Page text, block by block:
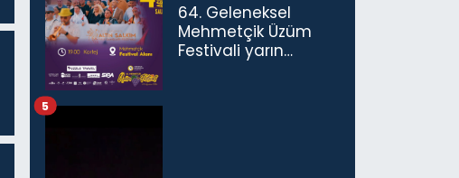
64. Geleneksel
Mehmetçik Üzüm
Festivali yarın
5